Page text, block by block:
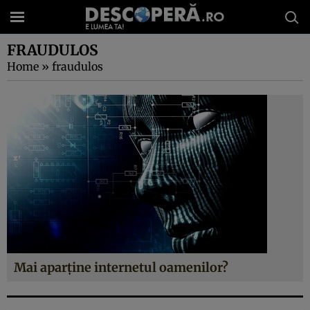
FRAUDULOS
Home » fraudulos
Mai aparţine internetul oamenilor?